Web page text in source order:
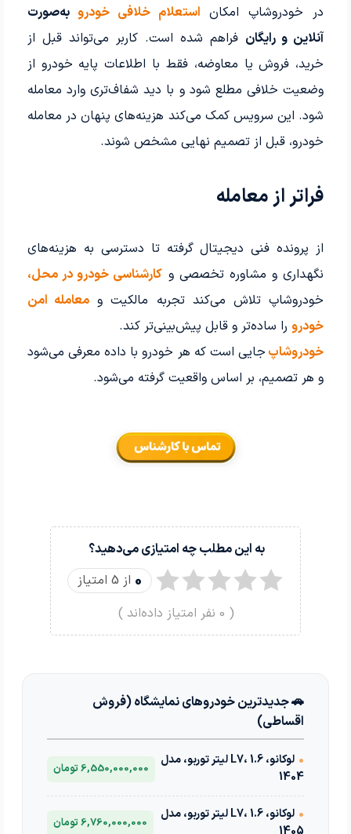
در خودروشاپ امکان استعلام خلافی خودروبه‌صورت
آنلاین و رایگان فراهم شده است. کاربر می‌تواند قبل از
خرید، فروش یا معاوضه، فقط با اطلاعات پایه خودرو از
وضعیت خلافی مطلع شود و با دید شفاف‌تری وارد معامله
شود. این سرویس کمک می‌کند هزینه‌های پنهان در معامله
خودرو، قبل از تصمیم نهایی مشخص شوند.
فراتر از معامله
از پرونده فنی دیجیتال گرفته تا دسترسی به هزینه‌های
نگهداری و مشاوره تخصصی و کارشناسی خودرو در محل،
خودروشاپ تلاش می‌کند تجربه مالکیت و معامله امن
خودرورا ساده‌تر و قابل پیش‌بینی‌تر کند.
خودروشاپ جایی است که هر خودرو با داده معرفی می‌شود
و هر تصمیم، بر اساس واقعیت گرفته می‌شود.
به این مطلب چه امتیازی می‌دهید؟
0 از 5 امتیاز
(
0 نفر امتیاز داده‌اند )
🚗 جدیدترین خودروهای نمایشگاه (فروش
اقساطی)
•
لوکانو، L7، 1.6 لیتر توربو، مدل
1404
6,550,000,000 تومان
•
لوکانو، L7، 1.6 لیتر توربو، مدل
6,760,000,000 تومان